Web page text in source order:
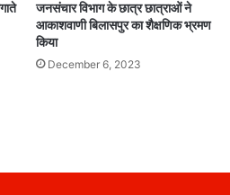
जनसंचार विभाग के छात्र छात्राओं ने
आकाशवाणी बिलासपुर का शैक्षणिक भ्रमण
किया
December 6, 2023